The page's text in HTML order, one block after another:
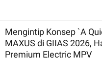
Mengintip Konsep `A
MAXUS di GIIAS 2026,
Premium Electric MPV